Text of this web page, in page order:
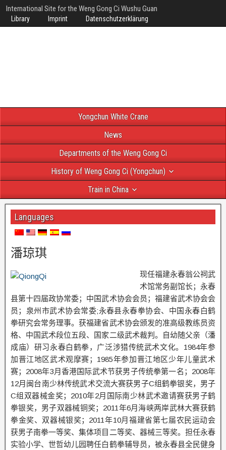
International Site for the Weng Gong Ci Wushu Guan
Library Imprint Datenschutzerklärung
Yongchun White Crane
News
Departments of the Weng Gong Ci
History of Weng Gong Ci (Yongchun)
Train in China
Languages
潘琼琪
现任福建永春翁公祠武
术馆常务副馆长；永春
县第十四届政协常委；中国武术协会会员；福建省武术协会会
员；泉州市武术协会常委;永春县永春拳协会、中国永春白鹤
拳研究会常务理事。获福建省武术协会颁发的准高级教练员资
格、中国武术段位五段、国家二级武术裁判。自幼随父亲（潘
成庙）研习永春白鹤拳，广泛涉猎传统武术文化。1984年参
加晋江地区武术观摩赛；1985年参加晋江地区少年儿童武术
赛；2008年3月香港国际武术节获男子传统拳第一名；2008年
12月闽台南少林传统武术交流大赛获男子C组鹤拳银奖，男子
C组双器械金奖；2010年2月国际南少林武术邀请赛获男子鹤
拳银奖，男子双器械铜奖；2011年6月海峡两岸武林大赛获鹤
拳金奖、双器械银奖；2011年10月福建省第七届农民运动会
获男子南拳一等奖、集体项目二等奖、器械三等奖。担任永春
实验小学、世哲幼儿园聘任白鹤拳辅导员，被永春县全民健身